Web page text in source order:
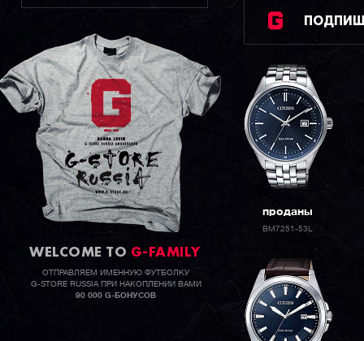
WELCOME TO G-FAMILY
ОТПРАВЛЯЕМ ИМЕННУЮ ФУТБОЛКУ
G-STORE RUSSIA ПРИ НАКОПЛЕНИИ ВАМИ
90 000 G-БОНУСОВ
проданы
BM7251-53L